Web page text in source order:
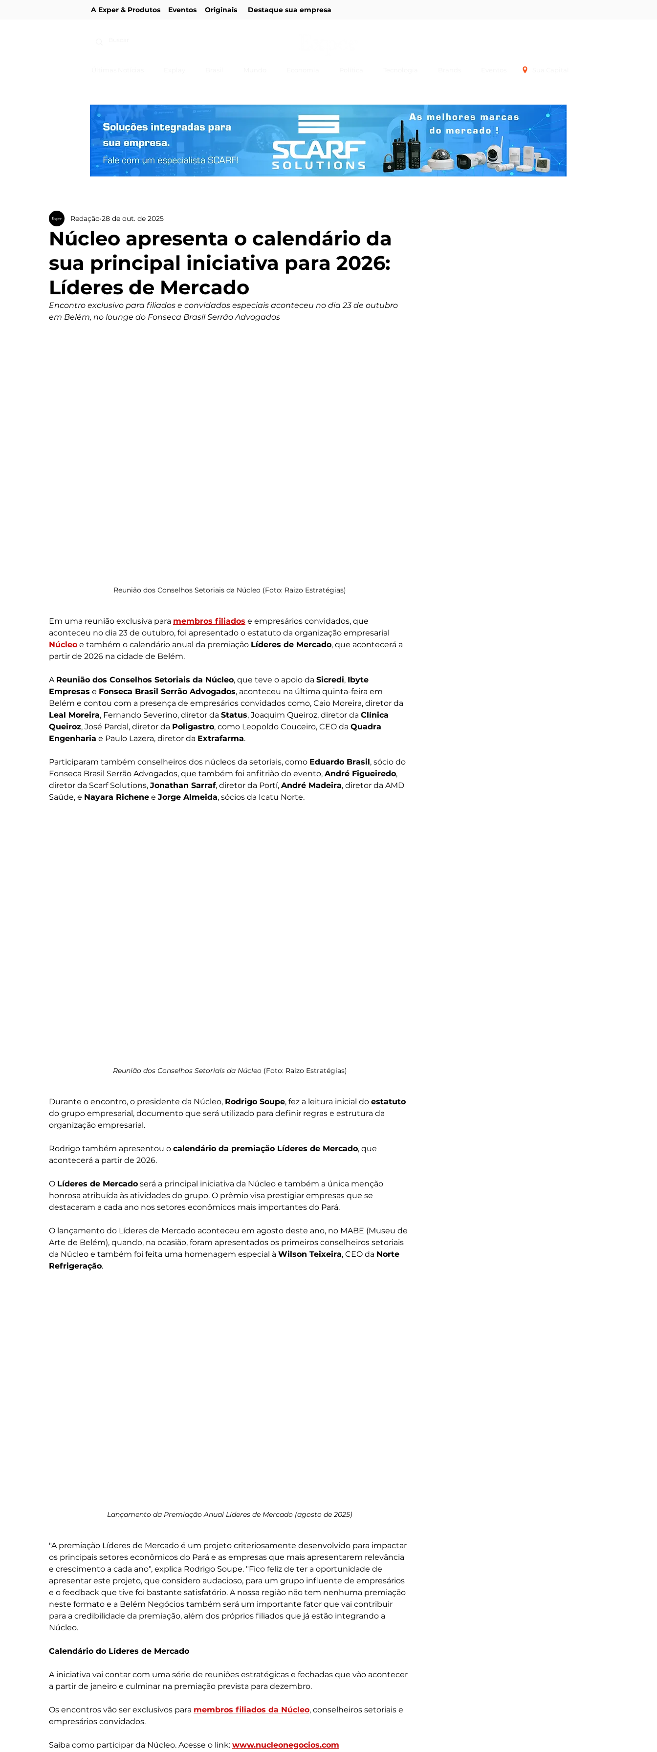
A Exper & Produtos Eventos Originais Destaque sua empresa
Núcleo apresenta o calendário da
sua principal iniciativa para 2026:
Líderes de Mercado
Redação 28 de out. de 2025
Encontro exclusivo para filiados e convidados especiais aconteceu no dia 23 de outubro
em Belém, no lounge do Fonseca Brasil Serrão Advogados
Reunião dos Conselhos Setoriais da Núcleo (Foto: Raizo Estratégias)
Em uma reunião exclusiva para membros filiados e empresários convidados, que
aconteceu no dia 23 de outubro, foi apresentado o estatuto da organização empresarial
Núcleo e também o calendário anual da premiação Líderes de Mercado, que acontecerá a
partir de 2026 na cidade de Belém.
A Reunião dos Conselhos Setoriais da Núcleo, que teve o apoio da Sicredi, Ibyte
Empresas e Fonseca Brasil Serrão Advogados, aconteceu na última quinta-feira em
Belém e contou com a presença de empresários convidados como, Caio Moreira, diretor da
Leal Moreira, Fernando Severino, diretor da Status, Joaquim Queiroz, diretor da Clínica
Queiroz, José Pardal, diretor da Poligastro, como Leopoldo Couceiro, CEO da Quadra
Engenharia e Paulo Lazera, diretor da Extrafarma.
Participaram também conselheiros dos núcleos da setoriais, como Eduardo Brasil, sócio do
Fonseca Brasil Serrão Advogados, que também foi anfitrião do evento, André Figueiredo,
diretor da Scarf Solutions, Jonathan Sarraf, diretor da Portí, André Madeira, diretor da AMD
Saúde, e Nayara Richene e Jorge Almeida, sócios da Icatu Norte.
Reunião dos Conselhos Setoriais da Núcleo (Foto: Raizo Estratégias)
Durante o encontro, o presidente da Núcleo, Rodrigo Soupe, fez a leitura inicial do estatuto
do grupo empresarial, documento que será utilizado para definir regras e estrutura da
organização empresarial.
Rodrigo também apresentou o calendário da premiação Líderes de Mercado, que
acontecerá a partir de 2026.
O Líderes de Mercado será a principal iniciativa da Núcleo e também a única menção
honrosa atribuída às atividades do grupo. O prêmio visa prestigiar empresas que se
destacaram a cada ano nos setores econômicos mais importantes do Pará.
O lançamento do Líderes de Mercado aconteceu em agosto deste ano, no MABE (Museu de
Arte de Belém), quando, na ocasião, foram apresentados os primeiros conselheiros setoriais
da Núcleo e também foi feita uma homenagem especial à Wilson Teixeira, CEO da Norte
Refrigeração.
Lançamento da Premiação Anual Líderes de Mercado (agosto de 2025)
"A premiação Líderes de Mercado é um projeto criteriosamente desenvolvido para impactar
os principais setores econômicos do Pará e as empresas que mais apresentarem relevância
e crescimento a cada ano", explica Rodrigo Soupe. "Fico feliz de ter a oportunidade de
apresentar este projeto, que considero audacioso, para um grupo influente de empresários
e o feedback que tive foi bastante satisfatório. A nossa região não tem nenhuma premiação
neste formato e a Belém Negócios também será um importante fator que vai contribuir
para a credibilidade da premiação, além dos próprios filiados que já estão integrando a
Núcleo.
Calendário do Líderes de Mercado
A iniciativa vai contar com uma série de reuniões estratégicas e fechadas que vão acontecer
a partir de janeiro e culminar na premiação prevista para dezembro.
Os encontros vão ser exclusivos para membros filiados da Núcleo, conselheiros setoriais e
empresários convidados.
Saiba como participar da Núcleo. Acesse o link: www.nucleonegocios.com